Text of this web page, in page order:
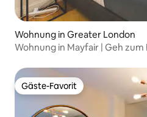
Wohnung in Greater London
Wohnung in Mayfair | Geh zum
Gäste-Favorit
Gäste-Favorit